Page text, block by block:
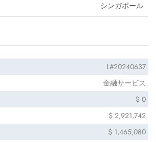
シンガポール
L#20240637
金融サービス
$ 0
$ 2,921,742
$ 1,465,080